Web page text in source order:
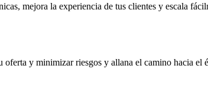
mejora la experiencia de tus clientes y escala
y minimizar riesgos y allana el camino hacia el